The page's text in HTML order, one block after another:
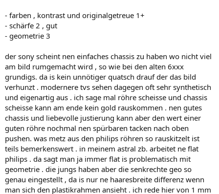
- farben , kontrast und originalgetreue 1+
- schärfe 2 , gut
- geometrie 3
der sony scheint nen einfaches chassis zu haben wo nicht viel
am bild rumgemacht wird , so wie bei den alten 6xxx
grundigs. da is kein unnötiger quatsch drauf der das bild
verhunzt . modernere tvs sehen dagegen oft sehr synthetisch
und eigenartig aus . ich sage mal röhre scheisse und chassis
scheisse kann am ende kein gold rauskommen . nen gutes
chassis und liebevolle justierung kann aber den wert einer
guten röhre nochmal nen spürbaren tacken nach oben
pushen. was metz aus den philips röhren so rauskitzelt ist
teils bemerkenswert . in meinem astral zb. arbeitet ne flat
philips . da sagt man ja immer flat is problematisch mit
geometrie . die jungs haben aber die senkrechte geo so
genau eingestellt , da is nur ne haaresbreite differenz wenn
man sich den plastikrahmen ansieht . ich rede hier von 1 mm